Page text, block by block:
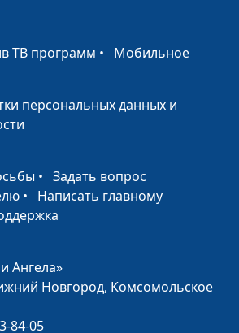
Артем Сорокин,
бизнесмен
священнослужитель,
Роман Маринин,
священнослужитель;
Артем Сорокин,
Андрей Юнак,
священнослужитель,
ТВ программ • Мобильное
персональных данных и
• Задать вопрос
• Написать главному
Ангела»
Новгород, Комсомольское
84-05